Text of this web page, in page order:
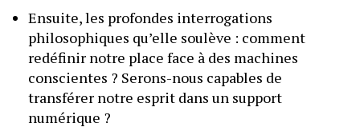
Ensuite, les profondes interrogations
philosophiques qu’elle soulève : comment
redéfinir notre place face à des machines
conscientes ? Serons-nous capables de
transférer notre esprit dans un support
numérique ?